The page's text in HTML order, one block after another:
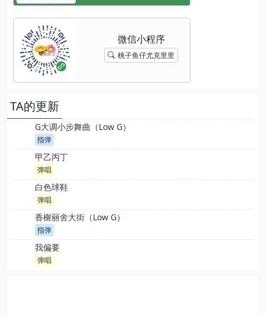
桃子鱼仔尤克里里
TA的更新
G大调小步舞曲（Low G）
指弹
甲乙丙丁
弹唱
白色球鞋
弹唱
香榭丽舍大街（Low G）
指弹
我偏要
弹唱